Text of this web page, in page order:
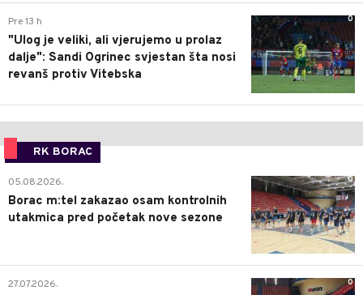
0
Pre 13 h
"Ulog je veliki, ali vjerujemo u prolaz
dalje": Sandi Ogrinec svjestan šta nosi
revanš protiv Vitebska
RK BORAC
0
05.08.2026.
Borac m:tel zakazao osam kontrolnih
utakmica pred početak nove sezone
0
27.07.2026.